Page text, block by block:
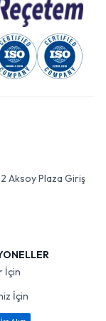
Aksoy Plaza Giriş
İçin
İçin